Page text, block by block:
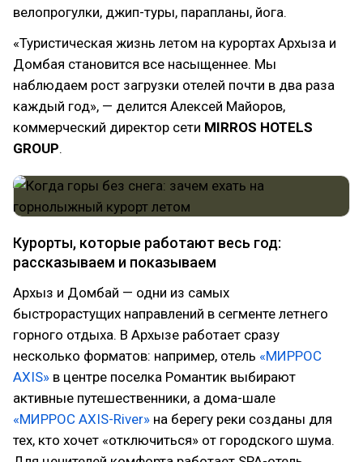
велопрогулки, джип-туры, парапланы, йога.
«Туристическая жизнь летом на курортах Архыза и
Домбая становится все насыщеннее. Мы
наблюдаем рост загрузки отелей почти в два раза
каждый год», — делится Алексей Майоров,
коммерческий директор сети MIRROS HOTELS
GROUP.
Курорты, которые работают весь год:
рассказываем и показываем
Архыз и Домбай — одни из самых
быстрорастущих направлений в сегменте летнего
горного отдыха. В Архызе работает сразу
несколько форматов: например, отель «МИРРОС
AXIS» в центре поселка Романтик выбирают
активные путешественники, а дома-шале
«МИРРОС AXIS-River» на берегу реки созданы для
тех, кто хочет «отключиться» от городского шума.